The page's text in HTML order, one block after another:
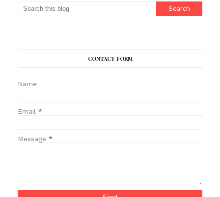
CONTACT FORM
Name
Email *
Message *